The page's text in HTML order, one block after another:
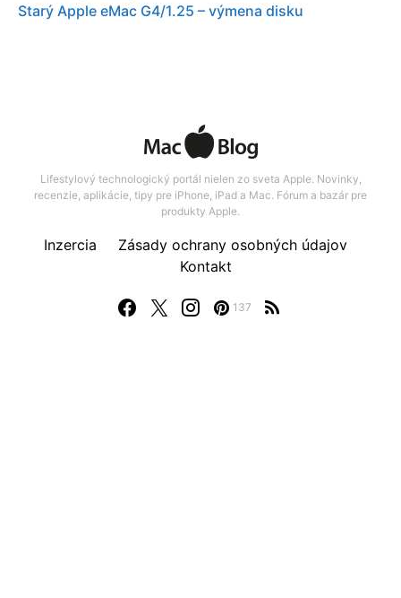
Starý Apple eMac G4/1.25 – výmena disku
Lifestylový technologický portál nielen zo sveta Apple. Novinky,
recenzie, aplikácie, tipy pre iPhone, iPad a Mac. Fórum a bazár pre
produkty Apple.
137
Inzercia
Zásady ochrany osobných údajov
Kontakt